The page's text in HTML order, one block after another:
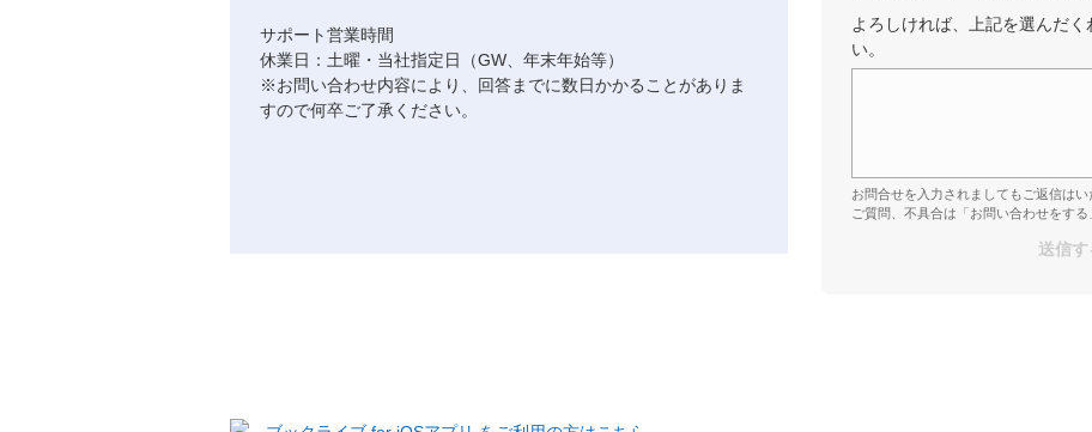
サポート営業時間
休業日：土曜・当社指定日（GW、年末年始等）
※お問い合わせ内容により、回答までに数日かかることがありま
すので何卒ご了承ください。
よろしければ、上記を選んだ
い。
お問合せを入力されましてもご返信はい
ご質問、不具合は「お問い合わせをする